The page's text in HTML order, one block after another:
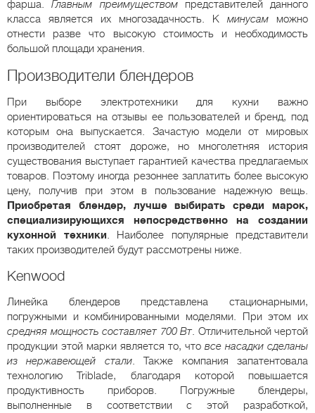
фарша.Главным преимуществомпредставителей данного
класса является их многозадачность. К минусам можно
отнести разве что высокую стоимость и необходимость
большой площади хранения.
Производители блендеров
При выборе электротехники для кухни важно
ориентироваться на отзывы ее пользователей и бренд, под
которым она выпускается. Зачастую модели от мировых
производителей стоят дороже, но многолетняя история
существования выступает гарантией качества предлагаемых
товаров. Поэтому иногда резоннее заплатить более высокую
цену, получив при этом в пользование надежную вещь.
Приобретая блендер, лучше выбирать среди марок,
специализирующихся непосредственно на создании
кухонной техники. Наиболее популярные представители
таких производителей будут рассмотрены ниже.
Kenwood
Линейка блендеров представлена стационарными,
погружными и комбинированными моделями. При этом их
средняя мощность составляет 700 Вт. Отличительной чертой
продукции этой марки является то, что все насадки сделаны
из нержавеющей стали. Также компания запатентовала
технологию Triblade, благодаря которой повышается
продуктивность приборов. Погружные блендеры,
выполненные в соответствии с этой разработкой,